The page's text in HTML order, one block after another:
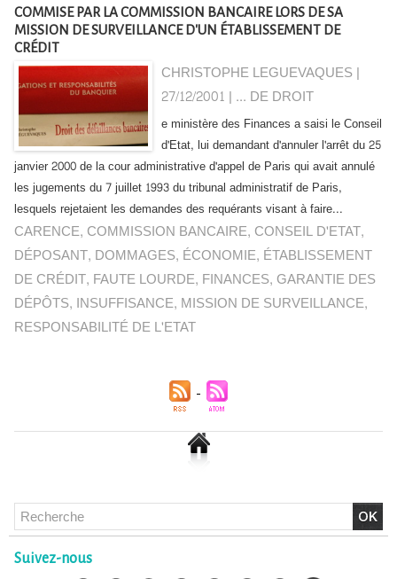
COMMISE PAR LA COMMISSION BANCAIRE LORS DE SA
MISSION DE SURVEILLANCE D'UN ÉTABLISSEMENT DE
CRÉDIT
CHRISTOPHE LEGUEVAQUES |
27/12/2001 | ... DE DROIT
e ministère des Finances a saisi le Conseil
d'Etat, lui demandant d'annuler l'arrêt du 25
janvier 2000 de la cour administrative d'appel de Paris qui avait annulé
les jugements du 7 juillet 1993 du tribunal administratif de Paris,
lesquels rejetaient les demandes des requérants visant à faire...
CARENCE, COMMISSION BANCAIRE, CONSEIL D'ETAT,
DÉPOSANT, DOMMAGES, ÉCONOMIE, ÉTABLISSEMENT
DE CRÉDIT, FAUTE LOURDE, FINANCES, GARANTIE DES
DÉPÔTS, INSUFFISANCE, MISSION DE SURVEILLANCE,
RESPONSABILITÉ DE L'ETAT
Suivez-nous
Chlordécone : un non-lieu confirmé, la bataille se déplace
vers la Cour de cassation
30/06/2026 -Christophe LEGUEVAQUES